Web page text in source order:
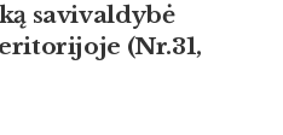
savivaldybė
(Nr.31,